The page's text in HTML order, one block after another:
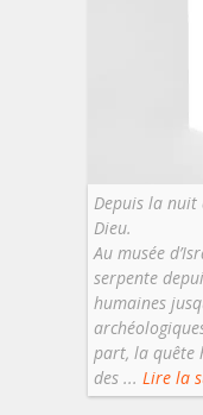
Depuis la nuit
Dieu.
Au musée
serpente
humaines
part, la quête
des ... Lire la